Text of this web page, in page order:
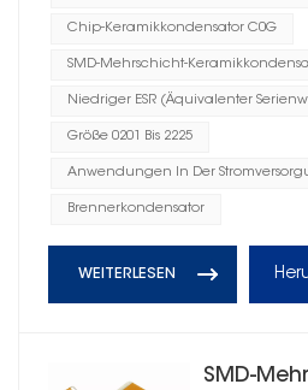
Chip-Keramikkondensator C0G
SMD-Mehrschicht-
Niedriger ESR (Äquivalenter
Größe 0201 Bis 2225
Anwendungen In Der
Brennerkondensator
WEITERLESEN
SMD-